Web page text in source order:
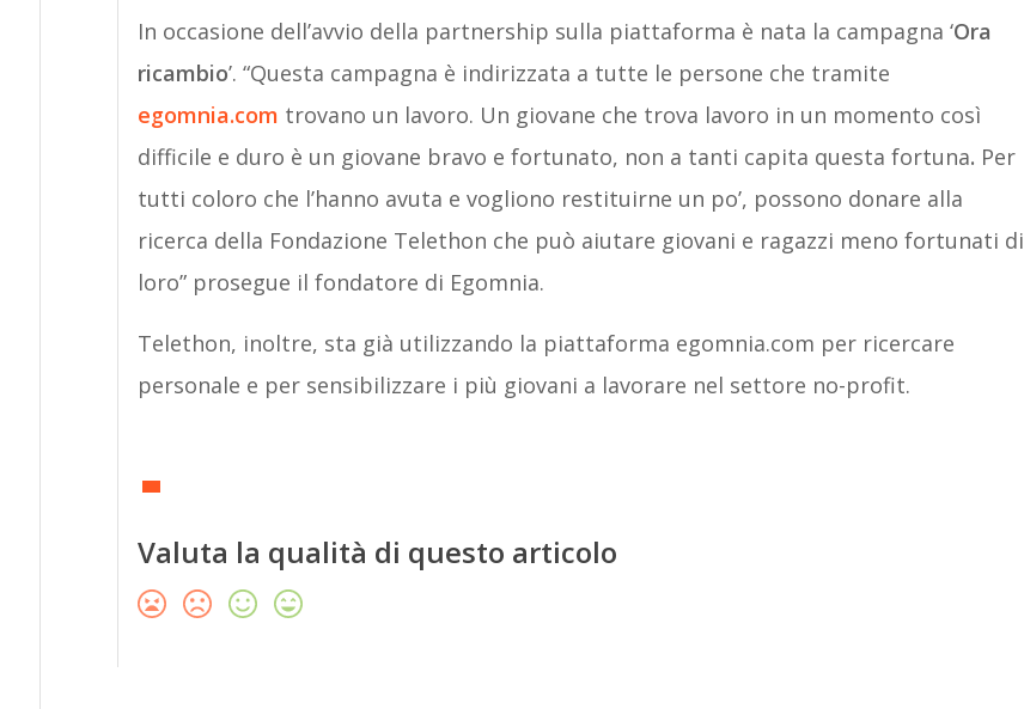
In occasione dell’avvio della partnership sulla piattaforma è nata la campagna ‘Ora
ricambio’. “Questa campagna è indirizzata a tutte le persone che tramite
egomnia.com trovano un lavoro. Un giovane che trova lavoro in un momento così
difficile e duro è un giovane bravo e fortunato, non a tanti capita questa fortuna. Per
tutti coloro che l’hanno avuta e vogliono restituirne un po’, possono donare alla
ricerca della Fondazione Telethon che può aiutare giovani e ragazzi meno fortunati di
loro” prosegue il fondatore di Egomnia.
Telethon, inoltre, sta già utilizzando la piattaforma egomnia.com per ricercare
personale e per sensibilizzare i più giovani a lavorare nel settore no-profit.
Valuta la qualità di questo articolo